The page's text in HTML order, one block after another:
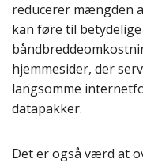
reducerer mængden
kan føre til
hjemmesider, der
langsomme
datapakker.
Det er også værd at